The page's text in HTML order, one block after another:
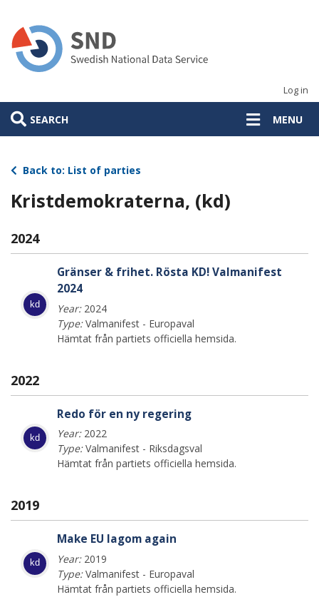
main
content
Log in
SEARCH MENU
Back to: List of parties
Kristdemokraterna, (kd)
2024
kd
Gränser & frihet. Rösta KD! Valmanifest
2024
Year:2024
Type:Valmanifest - Europaval
Hämtat från partiets officiella hemsida.
2022
kd
Redo för en ny regering
Year:2022
Type:Valmanifest - Riksdagsval
Hämtat från partiets officiella hemsida.
2019
kd
Make EU lagom again
Year:2019
Type:Valmanifest - Europaval
Hämtat från partiets officiella hemsida.